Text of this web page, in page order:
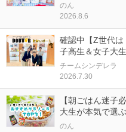
のん
2026.8.6
確認中【Z世代
子高生＆女子大生
チームシンデレラ
2026.7.30
【朝ごはん迷子
大生が本気で選ぶ
のん